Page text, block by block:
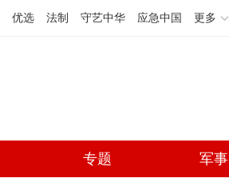
优选 法制 守艺中华 应急中国 更多
专题 军事